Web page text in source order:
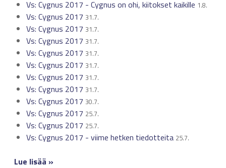
Vs: Cygnus 2017 - Cygnus on ohi, kiitokset kaikille 1.8.
Vs: Cygnus 2017 31.7.
Vs: Cygnus 2017 31.7.
Vs: Cygnus 2017 31.7.
Vs: Cygnus 2017 31.7.
Vs: Cygnus 2017 31.7.
Vs: Cygnus 2017 31.7.
Vs: Cygnus 2017 31.7.
Vs: Cygnus 2017 30.7.
Vs: Cygnus 2017 25.7.
Vs: Cygnus 2017 25.7.
Vs: Cygnus 2017 - viime hetken tiedotteita 25.7.
Lue lisää »